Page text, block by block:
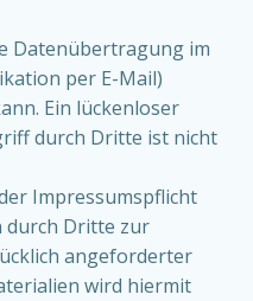
Datenübertragung im
per E-Mail)
Ein lückenloser
durch Dritte ist nicht
Impressumspflicht
durch Dritte zur
angeforderter
wird hiermit